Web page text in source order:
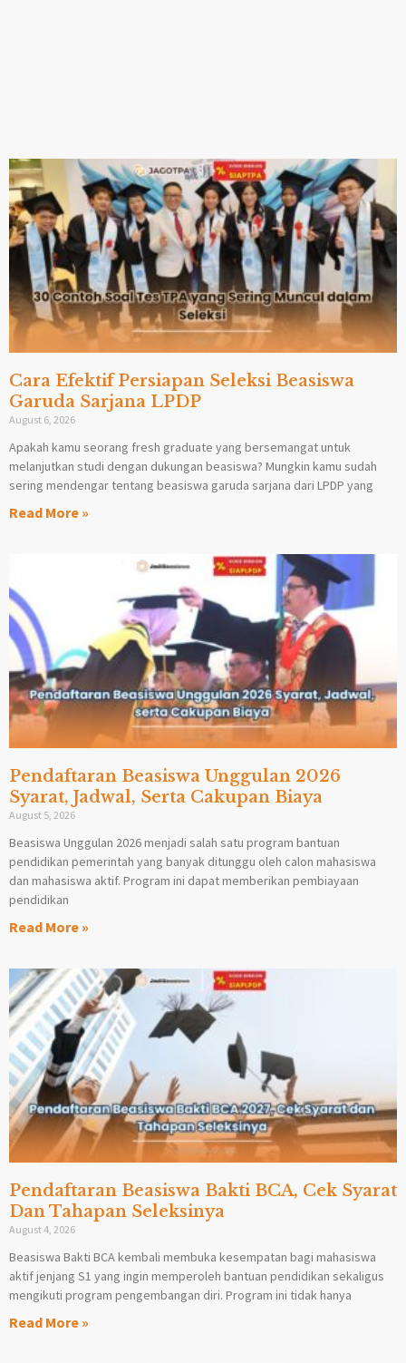
Cara Efektif Persiapan Seleksi Beasiswa
Garuda Sarjana LPDP
August 6, 2026
Apakah kamu seorang fresh graduate yang bersemangat untuk
melanjutkan studi dengan dukungan beasiswa? Mungkin kamu sudah
sering mendengar tentang beasiswa garuda sarjana dari LPDP yang
Read More »
Pendaftaran Beasiswa Unggulan 2026
Syarat, Jadwal, Serta Cakupan Biaya
August 5, 2026
Beasiswa Unggulan 2026 menjadi salah satu program bantuan
pendidikan pemerintah yang banyak ditunggu oleh calon mahasiswa
dan mahasiswa aktif. Program ini dapat memberikan pembiayaan
pendidikan
Read More »
Pendaftaran Beasiswa Bakti BCA, Cek Syarat
Dan Tahapan Seleksinya
August 4, 2026
Beasiswa Bakti BCA kembali membuka kesempatan bagi mahasiswa
aktif jenjang S1 yang ingin memperoleh bantuan pendidikan sekaligus
mengikuti program pengembangan diri. Program ini tidak hanya
Read More »